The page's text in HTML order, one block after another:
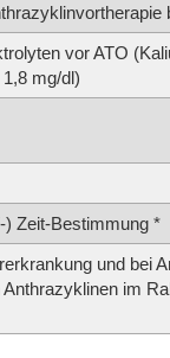
vor ATO
mg/dl)
) Zeit-Bestimmung *
und bei
im